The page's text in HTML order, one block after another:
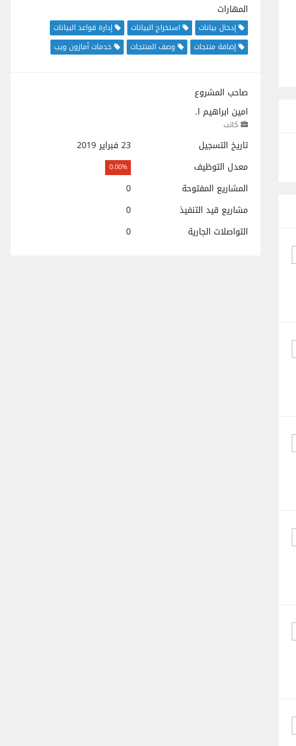
المهارات
إدخال بيانات استخراج البيانات
إدارة قواعد البيانات
إضافة منتجات
وصف المنتجات خدمات أمازون ويب
صاحب المشروع
امين ابراهيم ا.
كاتب
تاريخ التسجيل
23 فبراير 2019
معدل التوظيف
0.00%
المشاريع المفتوحة
0
مشاريع قيد التنفيذ
0
التواصلات الجارية
0